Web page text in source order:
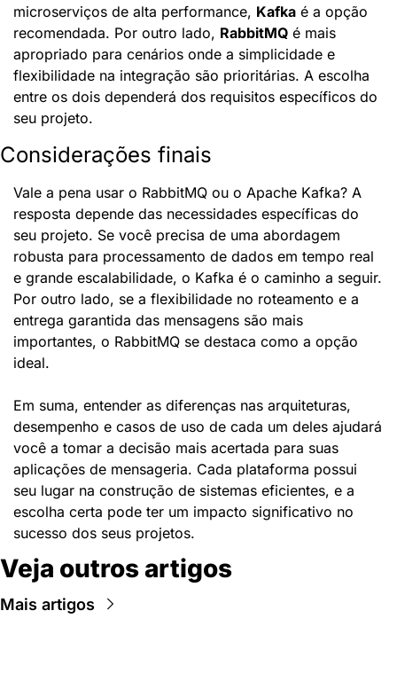
microserviços de alta performance, Kafka é a opção
recomendada. Por outro lado, RabbitMQ é mais
apropriado para cenários onde a simplicidade e
flexibilidade na integração são prioritárias. A escolha
entre os dois dependerá dos requisitos específicos do
seu projeto.
Considerações finais
Vale a pena usar o RabbitMQ ou o Apache Kafka? A
resposta depende das necessidades específicas do
seu projeto. Se você precisa de uma abordagem
robusta para processamento de dados em tempo real
e grande escalabilidade, o Kafka é o caminho a seguir.
Por outro lado, se a flexibilidade no roteamento e a
entrega garantida das mensagens são mais
importantes, o RabbitMQ se destaca como a opção
ideal.
Em suma, entender as diferenças nas arquiteturas,
desempenho e casos de uso de cada um deles ajudará
você a tomar a decisão mais acertada para suas
aplicações de mensageria. Cada plataforma possui
seu lugar na construção de sistemas eficientes, e a
escolha certa pode ter um impacto significativo no
sucesso dos seus projetos.
Veja outros artigos
Mais artigos